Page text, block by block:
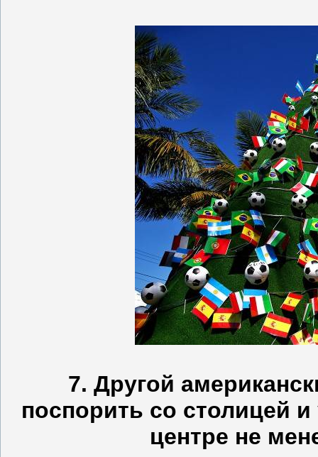
7. Другой
поспорить со столицей
центре не